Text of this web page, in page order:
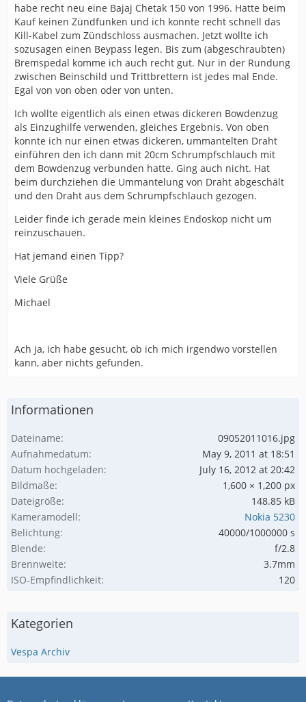
habe recht neu eine Bajaj Chetak 150 von 1996. Hatte beim
Kauf keinen Zündfunken und ich konnte recht schnell das
Kill-Kabel zum Zündschloss ausmachen. Jetzt wollte ich
sozusagen einen Beypass legen. Bis zum (abgeschraubten)
Bremspedal komme ich auch recht gut. Nur in der Rundung
zwischen Beinschild und Trittbrettern ist jedes mal Ende.
Egal von von oben oder von unten.
Ich wollte eigentlich als einen etwas dickeren Bowdenzug
als Einzughilfe verwenden, gleiches Ergebnis. Von oben
konnte ich nur einen etwas dickeren, ummantelten Draht
einführen den ich dann mit 20cm Schrumpfschlauch mit
dem Bowdenzug verbunden hatte. Ging auch nicht. Hat
beim durchziehen die Ummantelung von Draht abgeschält
und den Draht aus dem Schrumpfschlauch gezogen.
Leider finde ich gerade mein kleines Endoskop nicht um
reinzuschauen.
Hat jemand einen Tipp?
Viele Grüße
Michael
Ach ja, ich habe gesucht, ob ich mich irgendwo vorstellen
kann, aber nichts gefunden.
Informationen
Dateiname
09052011016.jpg
Aufnahmedatum
May 9, 2011 at 18:51
Datum hochgeladen
July 16, 2012 at 20:42
Bildmaße
1,600 × 1,200 px
Dateigröße
148.85 kB
Kameramodell
Nokia 5230
Belichtung
40000/1000000 s
Blende
f/2.8
Brennweite
3.7mm
ISO-Empfindlichkeit
120
Kategorien
Vespa Archiv